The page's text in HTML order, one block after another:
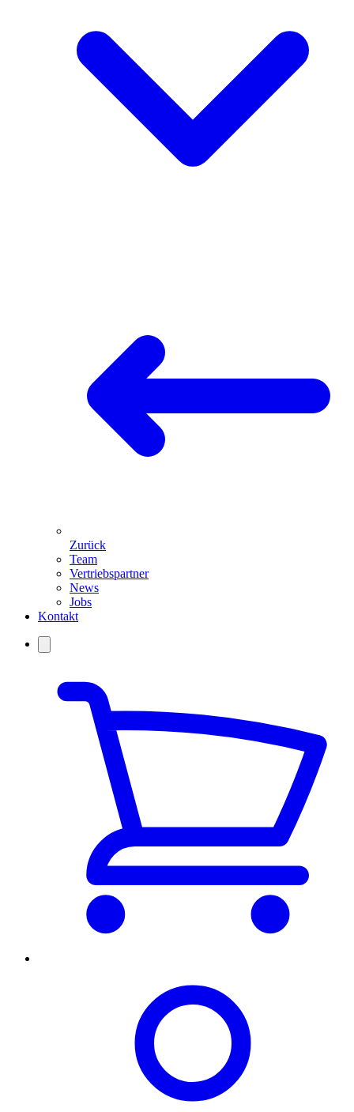
Zurück
Team
Vertriebspartner
News
Jobs
Kontakt